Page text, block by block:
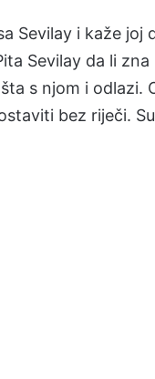
Sevilay i kaže
Sevilay da li
s njom i odlazi.
bez riječi.